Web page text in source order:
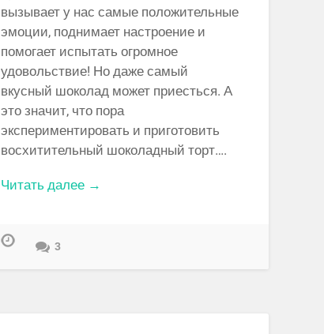
вызывает у нас самые положительные
эмоции, поднимает настроение и
помогает испытать огромное
удовольствие! Но даже самый
вкусный шоколад может приесться. А
это значит, что пора
экспериментировать и приготовить
восхитительный шоколадный торт….
Читать далее →
3